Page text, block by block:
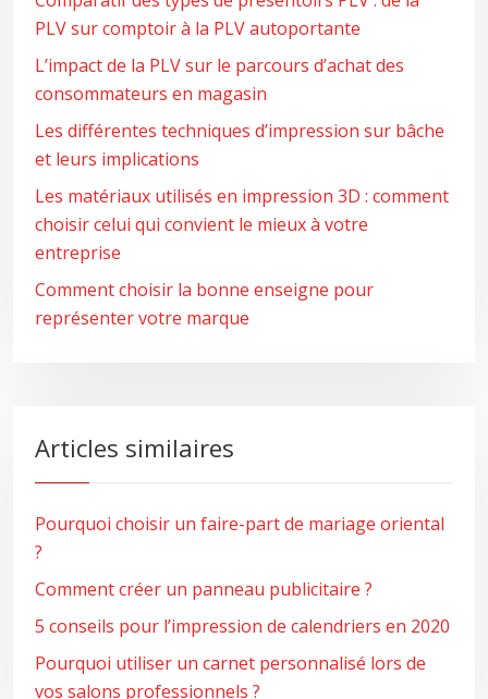
PLV sur comptoir à la PLV autoportante
L’impact de la PLV sur le parcours d’achat des
consommateurs en magasin
Les différentes techniques d’impression sur bâche
et leurs implications
Les matériaux utilisés en impression 3D : comment
choisir celui qui convient le mieux à votre
entreprise
Comment choisir la bonne enseigne pour
représenter votre marque
Articles similaires
Pourquoi choisir un faire-part de mariage oriental
?
Comment créer un panneau publicitaire ?
5 conseils pour l’impression de calendriers en 2020
Pourquoi utiliser un carnet personnalisé lors de
vos salons professionnels ?